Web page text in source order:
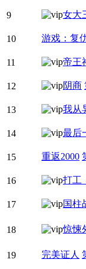
9 女大
10 游戏：复
11 帝王
12 阴商
13 我从
14 最后
15 重返2000
16 打工
17 国柱
18 惊悚
19 完美证人